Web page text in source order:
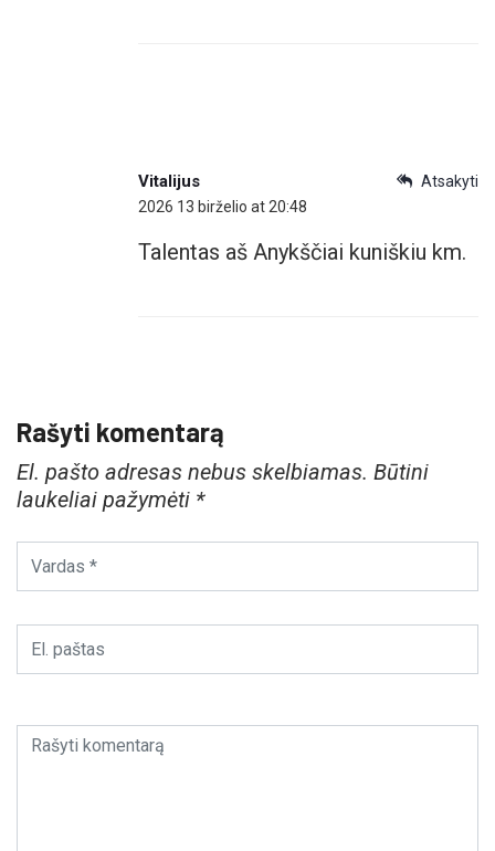
Atsakyti
Vitalijus
2026 13 birželio at 20:48
Talentas aš Anykščiai kuniškiu km.
Rašyti komentarą
El. pašto adresas nebus skelbiamas. Būtini
laukeliai pažymėti *